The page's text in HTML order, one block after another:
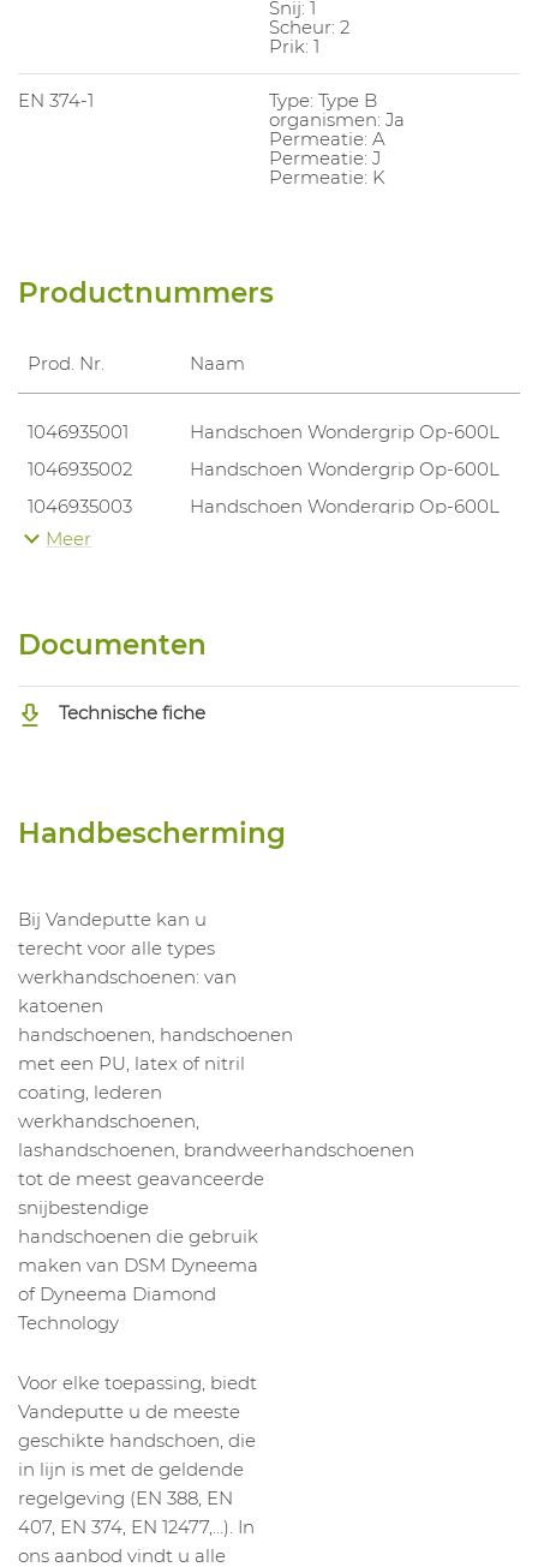
Snij: 1
Scheur: 2
Prik: 1
EN 374-1
Type: Type B
organismen: Ja
Permeatie: A
Permeatie: J
Permeatie: K
Productnummers
Prod. Nr. Naam
1046935001
Handschoen Wondergrip Op-600L
1046935002
Handschoen Wondergrip Op-600L
1046935003
Handschoen Wondergrip Op-600L
1046935004
Meer
Documenten
Technische fiche
Handbescherming
Bij Vandeputte kan u
terecht voor alle types
werkhandschoenen: van
katoenen
handschoenen, handschoenen
met een PU, latex of nitril
coating, lederen
werkhandschoenen,
lashandschoenen, brandweerhandschoenen
tot de meest geavanceerde
snijbestendige
handschoenen die gebruik
maken van DSM Dyneema
of Dyneema Diamond
Technology
Voor elke toepassing, biedt
Vandeputte u de meeste
geschikte handschoen, die
in lijn is met de geldende
regelgeving (EN 388, EN
407, EN 374, EN 12477,…). In
ons aanbod vindt u alle